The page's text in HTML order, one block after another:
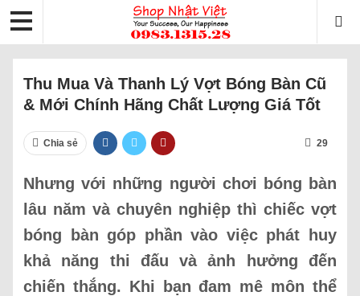
Thu Mua Và Thanh Lý Vợt Bóng Bàn Cũ
& Mới Chính Hãng Chất Lượng Giá Tốt
Chia sẻ 29
Nhưng với những người chơi bóng bàn
lâu năm và chuyên nghiệp thì chiếc vợt
bóng bàn góp phần vào việc phát huy
khả năng thi đấu và ảnh hưởng đến
chiến thắng. Khi bạn đam mê môn thể